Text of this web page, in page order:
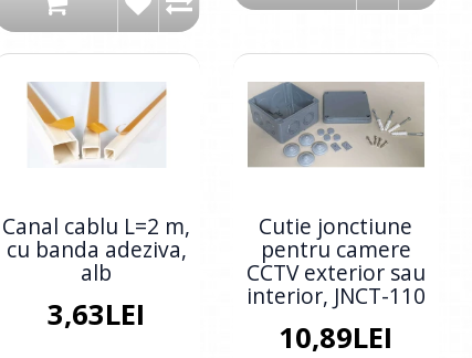
Canal cablu L=2 m,
cu banda adeziva,
alb
3,63LEI
Cutie jonctiune
pentru camere
CCTV exterior sau
interior, JNCT-110
10,89LEI